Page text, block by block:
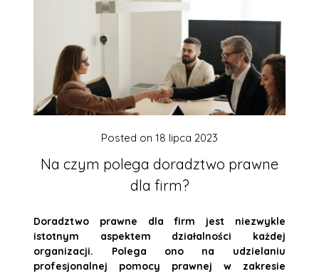
Na czym polega doradztwo prawne
dla firm?
Posted on 18 lipca 2023
Doradztwo prawne dla firm jest niezwykle
istotnym aspektem działalności każdej
organizacji. Polega ono na udzielaniu
profesjonalnej pomocy prawnej w zakresie